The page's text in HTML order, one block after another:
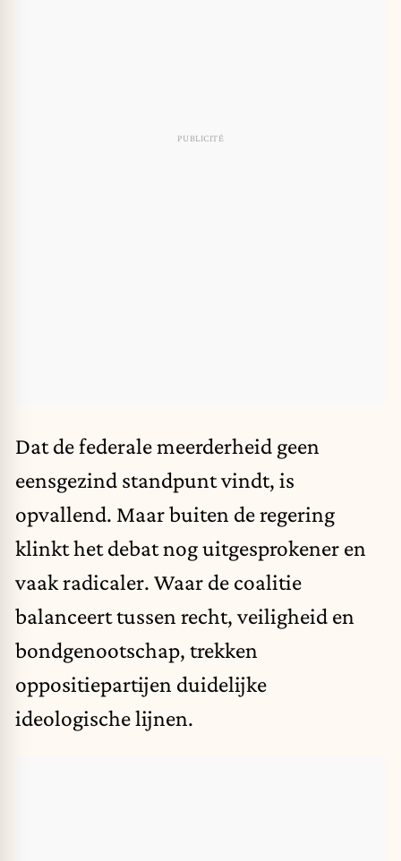
Dat de federale meerderheid geen
eensgezind standpunt vindt, is
opvallend. Maar buiten de regering
klinkt het debat nog uitgesprokener en
vaak radicaler. Waar de coalitie
balanceert tussen recht, veiligheid en
bondgenootschap, trekken
oppositiepartijen duidelijke
ideologische lijnen.